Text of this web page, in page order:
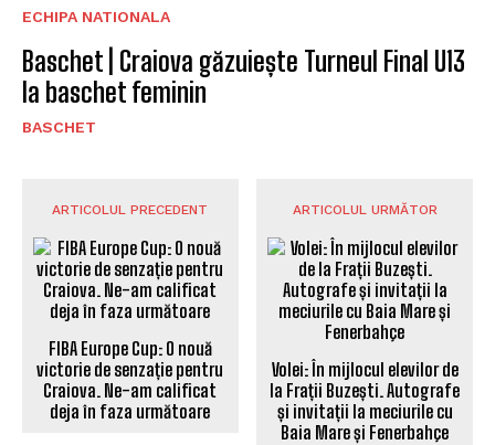
ECHIPA NATIONALA
Baschet | Craiova găzuiește Turneul Final U13
la baschet feminin
BASCHET
ARTICOLUL PRECEDENT
FIBA Europe Cup: O nouă
victorie de senzație pentru
Craiova. Ne-am calificat
deja în faza următoare
ARTICOLUL URMĂTOR
Volei: În mijlocul elevilor de
la Frații Buzești. Autografe
și invitații la meciurile cu
Baia Mare și Fenerbahçe